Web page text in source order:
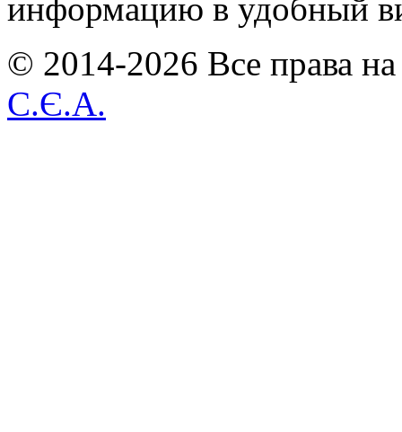
информацию в удобный
© 2014-2026 Все права
С.Є.А.